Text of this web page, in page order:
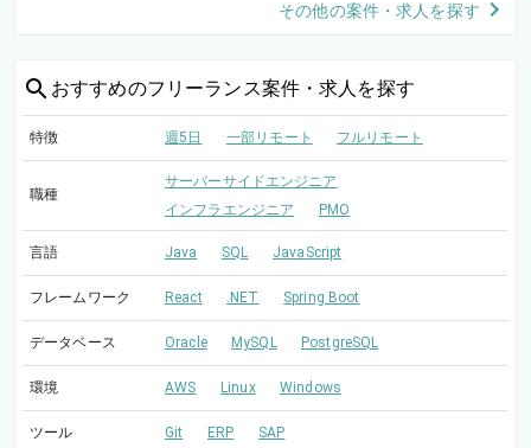
その他の案件・求人を探す
おすすめのフリーランス案件・求人を探す
特徴 週5日 一部リモート フルリモート
職種
サーバーサイドエンジニア
インフラエンジニア
PMO
言語 Java SQL JavaScript
フレームワーク React .NET Spring Boot
データベース Oracle MySQL PostgreSQL
環境 AWS Linux Windows
ツール Git ERP SAP